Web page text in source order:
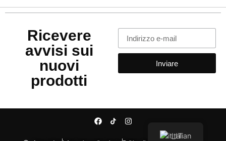
Ricevere
avvisi sui
nuovi
prodotti
Inviare
Italian